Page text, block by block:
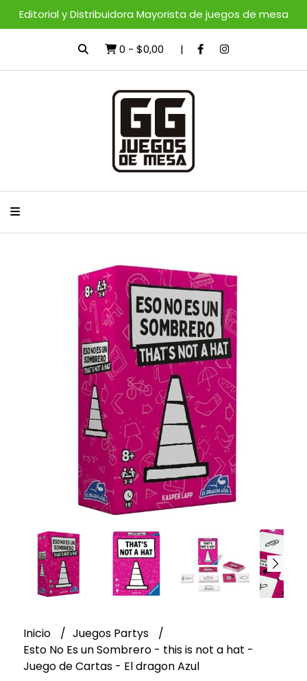
Editorial y Distribuidora Mayorista de juegos de mesa
0 - $0,00
Inicio
Juegos Partys
Esto No Es un Sombrero - this is not a hat -
Juego de Cartas - El dragon Azul